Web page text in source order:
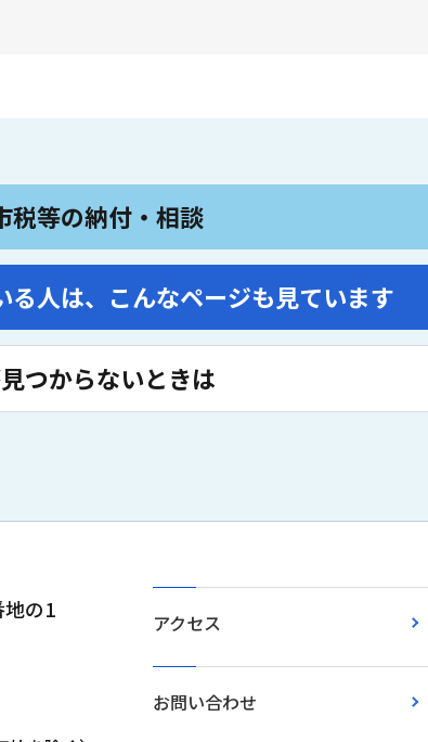
税等の納付・相談
人は、 こんなページも見ています
つからないときは
地の1 アクセス
お問い合わせ